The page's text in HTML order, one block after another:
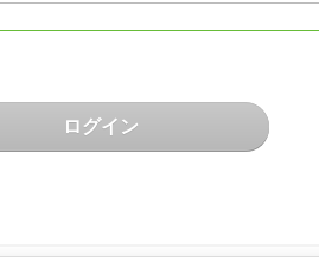
ログイン